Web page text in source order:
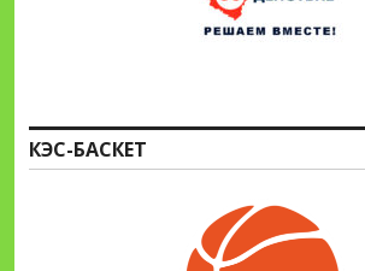
КЭС-БАСКЕТ